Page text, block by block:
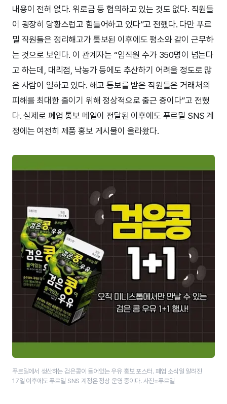
내용이 전혀 없다. 위로금 등 협의하고 있는 것도 없다. 직원들
이 굉장히 당황스럽고 힘들어하고 있다”고 전했다. 다만 푸르
밀 직원들은 정리해고가 통보된 이후에도 평소와 같이 근무하
는 것으로 보인다. 이 관계자는 “임직원 수가 350명이 넘는다
고 하는데, 대리점, 낙농가 등에도 추산하기 어려울 정도로 많
은 사람이 일하고 있다. 해고 통보를 받은 직원들은 거래처의
피해를 최대한 줄이기 위해 정상적으로 출근 중이다”고 전했
다. 실제로 폐업 통보 메일이 전달된 이후에도 푸르밀 SNS 계
정에는 여전히 제품 홍보 게시물이 올라왔다.
푸르밀에서 생산하는 검은콩이 들어있는 우유 홍보 포스터. 폐업 소식일 알려진
17일 이후에도 푸르밀 SNS 계정은 정상 운영 중이다. 사진=푸르밀